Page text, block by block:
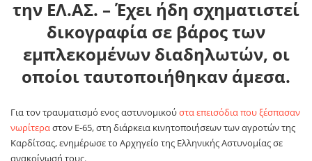
την ΕΛ.ΑΣ. – Έχει ήδη σχηματιστεί
δικογραφία σε βάρος των
εμπλεκομένων διαδηλωτών, οι
οποίοι ταυτοποιήθηκαν άμεσα.
Για τον τραυματισμό ενος αστυνομικούστα επεισόδια που ξέσπασαν
νωρίτεραστον Ε-65, στη διάρκεια κινητοποιήσεων των αγροτών της
Καρδίτσας, ενημέρωσε το Αρχηγείο της Ελληνικής Αστυνομίας σε
ανακοίνωσή τους.